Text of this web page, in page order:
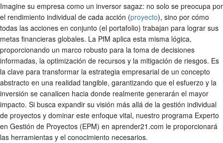
Imagine su empresa como un inversor sagaz: no solo se preocupa por
el rendimiento individual de cada acción (proyecto), sino por cómo
todas las acciones en conjunto (el portafolio) trabajan para lograr sus
metas financieras globales. La PfM aplica esta misma lógica,
proporcionando un marco robusto para la toma de decisiones
informadas, la optimización de recursos y la mitigación de riesgos. Es
la clave para transformar la estrategia empresarial de un concepto
abstracto en una realidad tangible, garantizando que el esfuerzo y la
inversión se canalicen hacia donde realmente generarán el mayor
impacto. Si busca expandir su visión más allá de la gestión individual
de proyectos y dominar este enfoque vital, nuestro programa Experto
en Gestión de Proyectos (EPM) en aprender21.com le proporcionará
las herramientas y el conocimiento necesarios.